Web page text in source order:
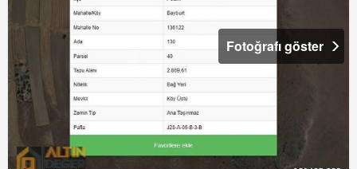
Fotoğrafı göster